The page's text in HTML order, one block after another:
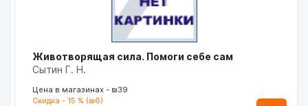
Животворящая сила. Помоги себе сам
Сытин Г. Н.
Цена в магазинах - ₪39
Скидка - 15 % (₪6)